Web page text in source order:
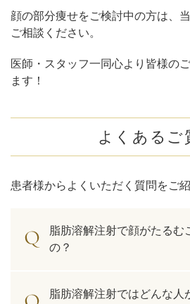
顔の部分痩せをご検討中の方は、
ご相談ください。
医師・スタッフ一同心より皆様の
ます！
よくあるご
患者様からよくいただく質問をご紹
脂肪溶解注射で顔がたるむ
の？
脂肪溶解注射ではどんな人